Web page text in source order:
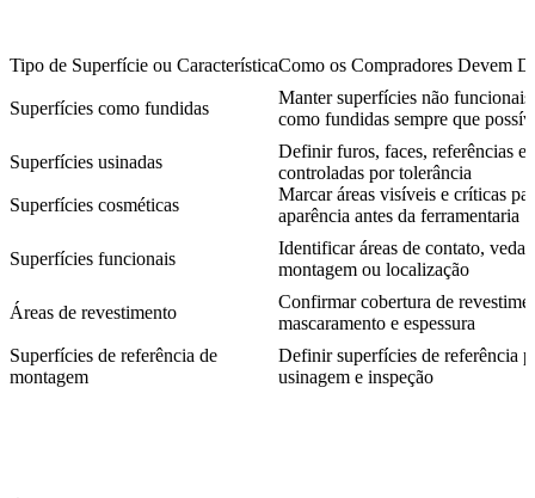
Tipo de Superfície ou CaracterísticaComo os Compradores Devem
Superfícies como fundidas
Manter superfícies não funcionais
como fundidas sempre que
Superfícies usinadas
Definir furos, faces, referências e
controladas por tolerância
Superfícies cosméticas
Marcar áreas visíveis e críticas
aparência antes da ferramentaria
Superfícies funcionais
Identificar áreas de contato,
montagem ou localização
Áreas de revestimento
Confirmar cobertura de
mascaramento e espessura
Superfícies de referência de
montagem
Definir superfícies de referência
usinagem e inspeção